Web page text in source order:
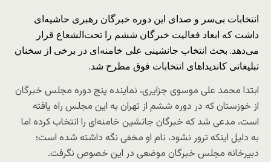
انتخابات بی‌سر و صدای این دوره خبرگان رهبری حاشیه‌ای
داشت که ابعاد فعالیت خبرگان ششم را تحت‌الشعاع قرار
می‌دهد. بحث انتخاب جانشینی علی خامنه‌ای در برخی از سخنان
تبلیغاتی کاندیداهای انتخابات فوق مطرح شد.
ابتدا محمد علی موسوی جزایری، نماینده پنج دوره مجلس خبرگان
از خوزستان که در دوره ششم از تهران به این مجلس راه یافته‌
است، مدعی شد که خبرگان جانشین خامنه‌ای را انتخاب کرده‌ اما
به دلیل اینکه ترور نشود، نام او مخفی نگه داشته شده‌ است؛
دبیرخانه مجلس خبرگان موضعی در این خصوص نگرفت.